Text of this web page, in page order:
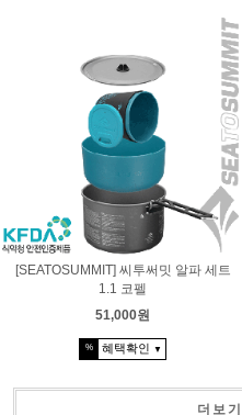
[SEATOSUMMIT] 씨투써밋 알파 세트
1.1 코펠
51,000원
% 혜택확인 ▼
더보기